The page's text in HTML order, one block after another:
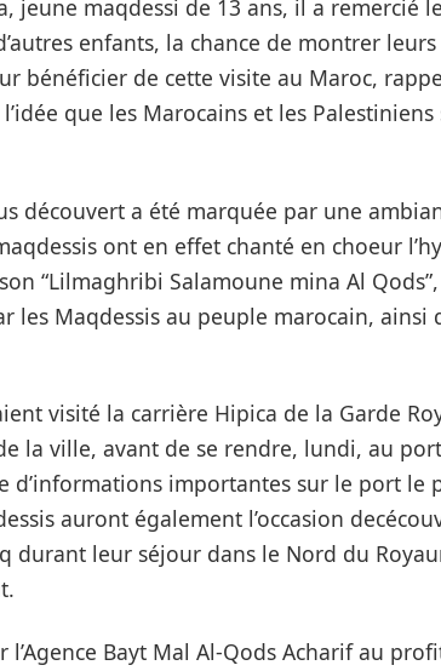
jeune maqdessi de 13 ans, il a remercié
enfants, la chance de montrer
bénéficier de cette visite au Maroc,
que les Marocains et les
découvert a été marquée par une
ont en effet chanté en choeur
“Lilmaghribi Salamoune mina Al
les Maqdessis au peuple marocain, ainsi
visité la carrière Hipica de la Garde
la ville, avant de se rendre, lundi, au
d’informations importantes sur le port le
auront également l’occasion
durant leur séjour dans le Nord du
Bayt Mal Al-Qods Acharif au